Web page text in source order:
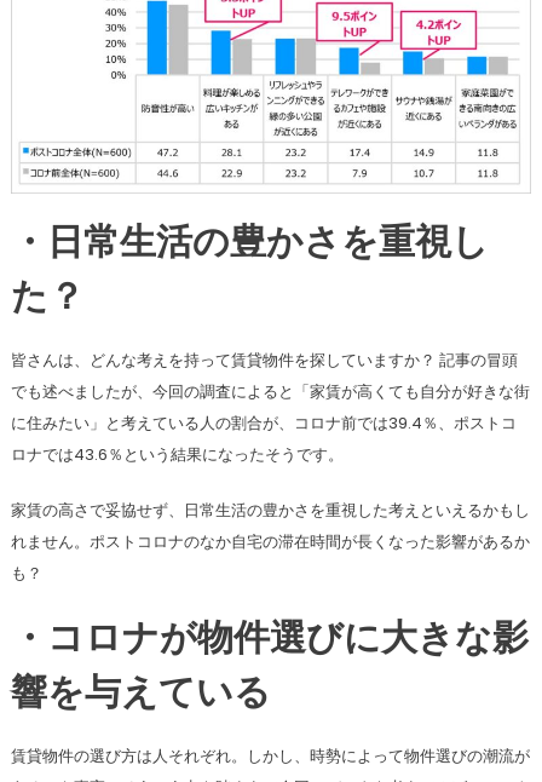
・日常生活の豊かさを重視し
た？
皆さんは、どんな考えを持って賃貸物件を探していますか？ 記事の冒頭
でも述べましたが、今回の調査によると「家賃が高くても自分が好きな街
に住みたい」と考えている人の割合が、コロナ前では39.4％、ポストコ
ロナでは43.6％という結果になったそうです。
家賃の高さで妥協せず、日常生活の豊かさを重視した考えといえるかもし
れません。ポストコロナのなか自宅の滞在時間が長くなった影響があるか
も？
・コロナが物件選びに大きな影
響を与えている
賃貸物件の選び方は人それぞれ。しかし、時勢によって物件選びの潮流が